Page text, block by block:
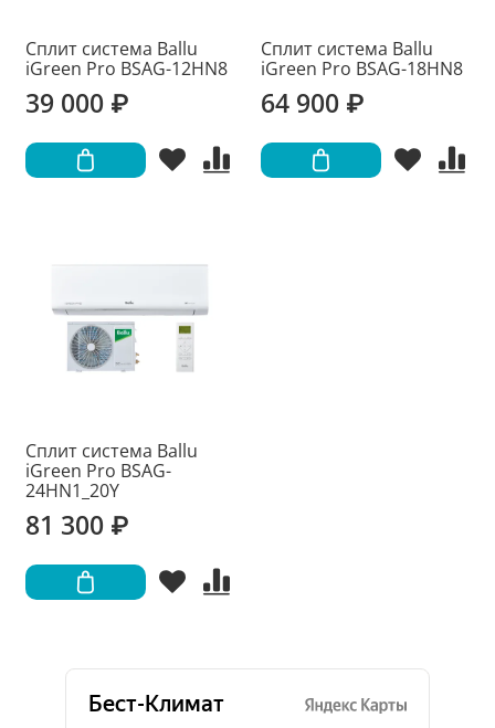
Сплит система Ballu
iGreen Pro BSAG-12HN8
39 000 ₽
Сплит система Ballu
iGreen Pro BSAG-18HN8
64 900 ₽
Сплит система Ballu
iGreen Pro BSAG-
24HN1_20Y
81 300 ₽